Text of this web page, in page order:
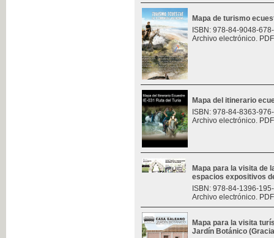
Mapa de turismo
ISBN: 978-84-9048-
Archivo electrónico.
Mapa del itinerario
ISBN: 978-84-8363-
Archivo electrónico.
Mapa para la visita de
espacios expositivos
ISBN: 978-84-1396-
Archivo electrónico.
Mapa para la visita
Jardín Botánico